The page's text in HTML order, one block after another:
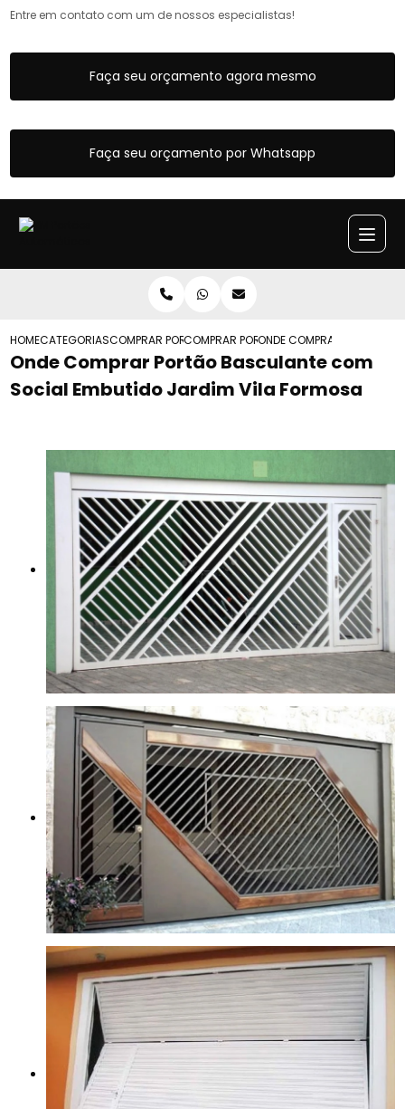
Entre em contato com um de nossos especialistas!
Faça seu orçamento agora mesmo
Faça seu orçamento por Whatsapp
HOMECATEGORIASCOMPRAR PORTAO BASCULANTE
COMPRAR PORTAO BASCULANTE MANUAL
ONDE COMPRAR PORTAO
Onde Comprar Portão Basculante com
Social Embutido Jardim Vila Formosa